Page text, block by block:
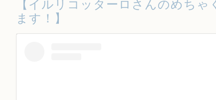
【イルリコッターロさんのめち
ます！】